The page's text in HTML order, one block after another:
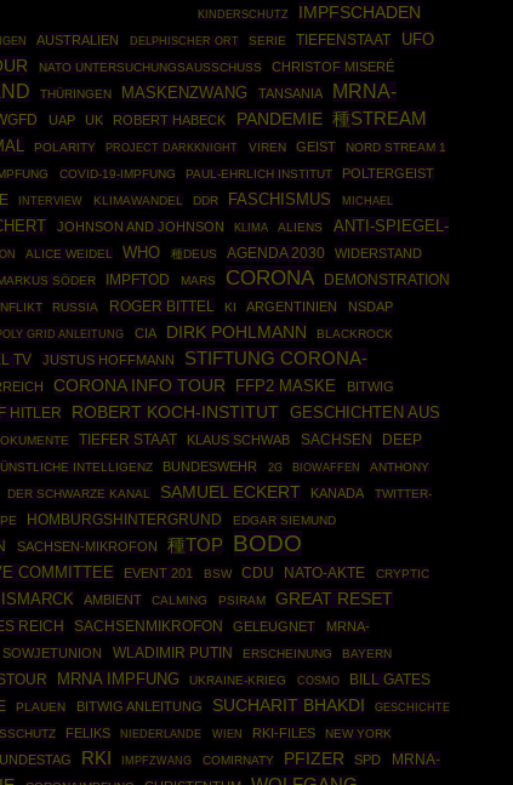
KINDERSCHUTZ IMPFSCHADEN
AUSTRALIEN DELPHISCHER ORT SERIE TIEFENSTAAT UFO
NATO UNTERSUCHUNGSAUSSCHUSS CHRISTOF MISERÉ
THÜRINGEN MASKENZWANG TANSANIA
MRNA-
UAP UK ROBERT HABECK PANDEMIE 種STREAM
POLARITY PROJECT DARKKNIGHT VIREN GEIST
NORD STREAM 1
COVID-19-IMPFUNG PAUL-EHRLICH INSTITUT
POLTERGEIST
INTERVIEW KLIMAWANDEL DDR FASCHISMUS MICHAEL
JOHNSON AND JOHNSON KLIMA ALIENS
ANTI-SPIEGEL-
ALICE WEIDEL WHO 種DEUS AGENDA 2030 WIDERSTAND
SÖDER IMPFTOD MARS CORONA DEMONSTRATION
RUSSIA ROGER BITTEL KI ARGENTINIEN NSDAP
GRID ANLEITUNG CIA DIRK POHLMANN BLACKROCK
TV JUSTUS HOFFMANN
STIFTUNG CORONA-
CORONA INFO TOUR FFP2 MASKE BITWIG
HITLER ROBERT KOCH-INSTITUT
GESCHICHTEN AUS
TIEFER STAAT KLAUS SCHWAB SACHSEN
DEEP
INTELLIGENZ BUNDESWEHR 2G BIOWAFFEN
ANTHONY
DER SCHWARZE KANAL SAMUEL ECKERT KANADA
TWITTER-
HOMBURGSHINTERGRUND EDGAR SIEMUND
SACHSEN-MIKROFON 種TOP
BODO
COMMITTEE EVENT 201 BSW CDU NATO-AKTE
CRYPTIC
AMBIENT CALMING PSIRAM GREAT RESET
REICH SACHSENMIKROFON GELEUGNET
MRNA-
SOWJETUNION WLADIMIR PUTIN ERSCHEINUNG BAYERN
MRNA IMPFUNG UKRAINE-KRIEG COSMO
BILL GATES
PLAUEN BITWIG ANLEITUNG SUCHARIT BHAKDI GESCHICHTE
FELIKS NIEDERLANDE WIEN RKI-FILES
NEW YORK
RKI IMPFZWANG COMIRNATY PFIZER SPD
MRNA-